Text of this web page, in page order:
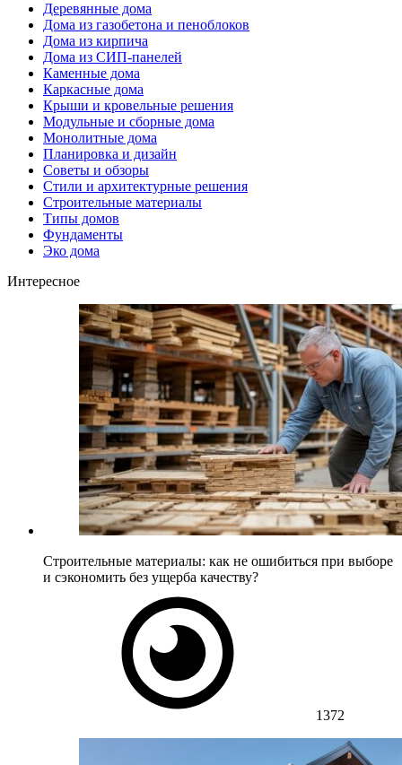
Деревянные дома
Дома из газобетона и пеноблоков
Дома из кирпича
Дома из СИП-панелей
Каменные дома
Каркасные дома
Крыши и кровельные решения
Модульные и сборные дома
Монолитные дома
Планировка и дизайн
Советы и обзоры
Стили и архитектурные решения
Строительные материалы
Типы домов
Фундаменты
Эко дома
Интересное
Строительные материалы: как не ошибиться при выборе
и сэкономить без ущерба качеству?
1372